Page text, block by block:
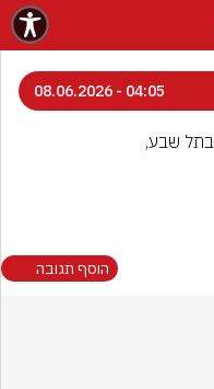
04:05 - 08.06.2026
הוסף תגובה